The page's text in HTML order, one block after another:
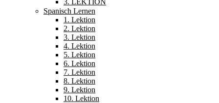
Spanisch Lernen
1. Lektion
2. Lektion
3. Lektion
4. Lektion
5. Lektion
6. Lektion
7. Lektion
8. Lektion
9. Lektion
10. Lektion